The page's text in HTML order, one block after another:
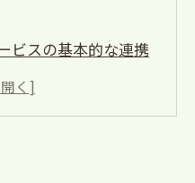
ビスの基本的な連携
制がもたらす安心感